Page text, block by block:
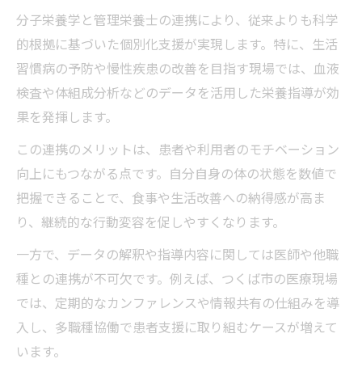
高める方法
管理栄養士の進路選択に役立つ分子栄養学
の知識
管理栄養士と分子栄養学で描く理想のキャ
分子栄養学と管理栄養士の連携により、従来よりも科学
的根拠に基づいた個別化支援が実現します。特に、生活
習慣病の予防や慢性疾患の改善を目指す現場では、血液
検査や体組成分析などのデータを活用した栄養指導が効
果を発揮します。
この連携のメリットは、患者や利用者のモチベーション
向上にもつながる点です。自分自身の体の状態を数値で
把握できることで、食事や生活改善への納得感が高ま
り、継続的な行動変容を促しやすくなります。
一方で、データの解釈や指導内容に関しては医師や他職
種との連携が不可欠です。例えば、つくば市の医療現場
では、定期的なカンファレンスや情報共有の仕組みを導
入し、多職種協働で患者支援に取り組むケースが増えて
います。